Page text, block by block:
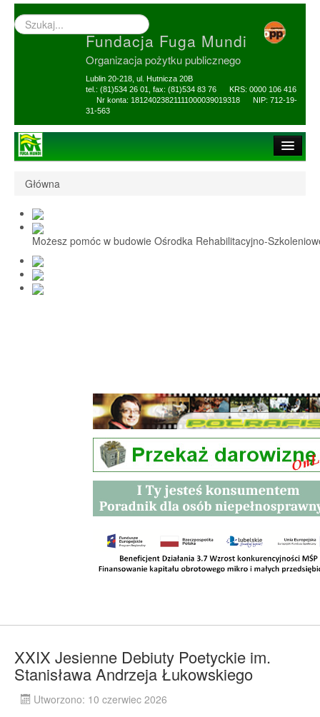
Wyszukiwarka
–
Fundacja Fuga Mundi
Organizacja pożytku publicznego
Lublin 20-218, ul. Hutnicza 20B
tel.: (81)534 26 01, fax: (81)534 83 76 KRS: 0000 106 416
Nr konta: 18124023821111000039019318 NIP: 712-19-
31-563
1,5% i darowizny
Nasi Beneficjenci
Ośrodek Reh-Szkol
Sprawozdania
Główna
Możesz pomóc w budowie Ośrodka Rehabilitacyjno-
XXIX Jesienne Debiuty Poetyckie im.
Stanisława Andrzeja Łukowskiego
Utworzono: 10 czerwiec 2026